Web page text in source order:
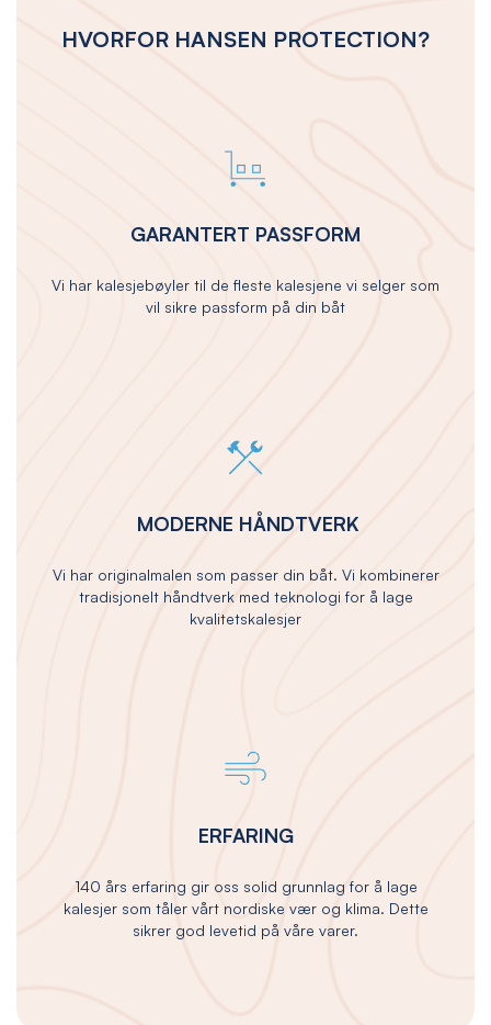
HVORFOR HANSEN PROTECTION?
GARANTERT PASSFORM
Vi har kalesjebøyler til de fleste kalesjene vi selger som
vil sikre passform på din båt
MODERNE HÅNDTVERK
Vi har originalmalen som passer din båt. Vi kombinerer
tradisjonelt håndtverk med teknologi for å lage
kvalitetskalesjer
ERFARING
140 års erfaring gir oss solid grunnlag for å lage
kalesjer som tåler vårt nordiske vær og klima. Dette
sikrer god levetid på våre varer.